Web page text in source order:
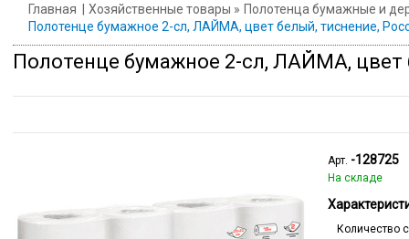
Главная Хозяйственные товары
Полотенца бумажные и
Полотенце бумажное 2-сл, ЛАЙМА, цвет белый, тиснение,
Полотенце бумажное 2-сл, ЛАЙМА, цвет
Арт. -128725
На складе
Количество